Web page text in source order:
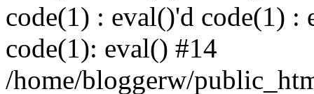
code(1) : eval()'d code(1) :
code(1): eval() #14
/home/bloggerw/